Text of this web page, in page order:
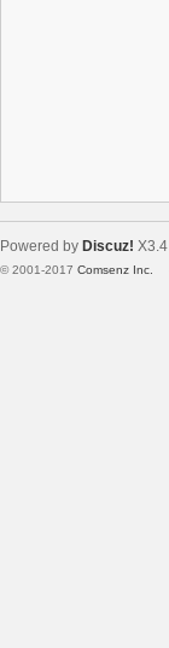
Powered by Discuz! X3.4
© 2001-2017 Comsenz Inc.